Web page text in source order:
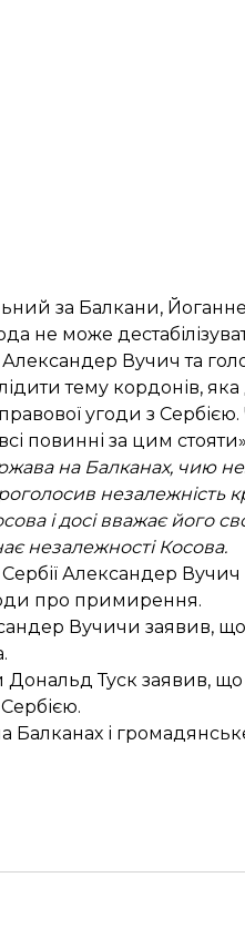
за Балкани,
не може
Александер Вучич та
тему кордонів, яка
угоди з
повинні за цим
на Балканах, чию
незалежність
і досі вважає його
незалежності Косова.
Александер Вучич
про примирення.
Вучичи заявив,
Туск заявив, що
Балканах і